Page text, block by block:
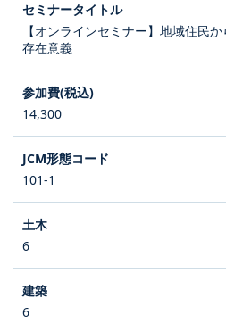
【オンラインセミナー】地域住民
存在意義
14,300
101-1
6
6